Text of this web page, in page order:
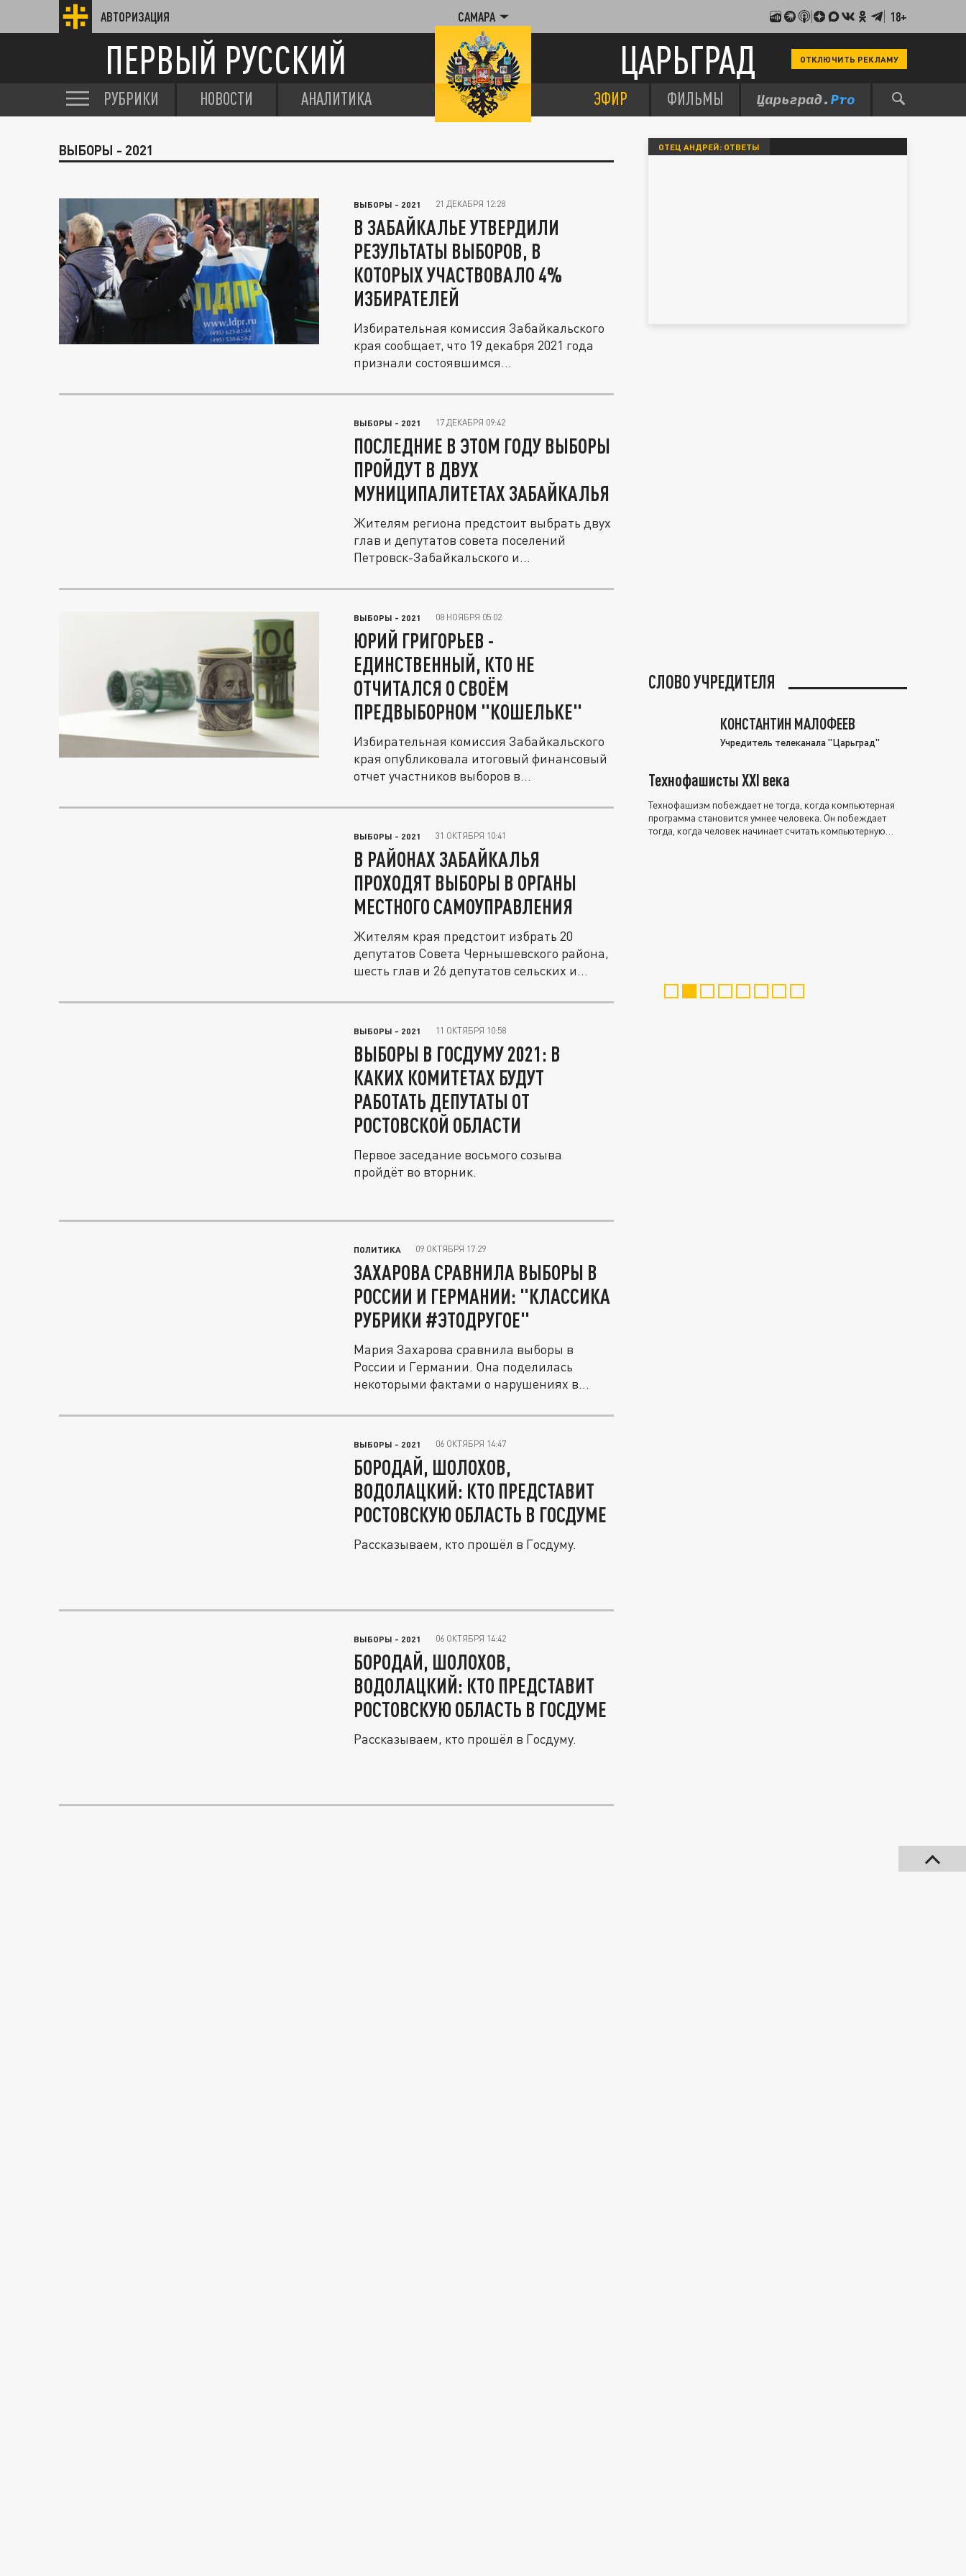
АВТОРИЗАЦИЯ САМАРА 18+
ПЕРВЫЙ РУССКИЙ ЦАРЬГРАД ОТКЛЮЧИТЬ РЕКЛАМУ
РУБРИКИ НОВОСТИ АНАЛИТИКА ЭФИР ФИЛЬМЫ
ВЫБОРЫ - 2021
ВЫБОРЫ - 2021 21 ДЕКАБРЯ 12:28
В ЗАБАЙКАЛЬЕ УТВЕРДИЛИ
РЕЗУЛЬТАТЫ ВЫБОРОВ, В
КОТОРЫХ УЧАСТВОВАЛО 4%
ИЗБИРАТЕЛЕЙ
Избирательная комиссия Забайкальского
края сообщает, что 19 декабря 2021 года
признали состоявшимся...
ВЫБОРЫ - 2021 17 ДЕКАБРЯ 09:42
ПОСЛЕДНИЕ В ЭТОМ ГОДУ ВЫБОРЫ
ПРОЙДУТ В ДВУХ
МУНИЦИПАЛИТЕТАХ ЗАБАЙКАЛЬЯ
Жителям региона предстоит выбрать двух
глав и депутатов совета поселений
Петровск-Забайкальского и...
ВЫБОРЫ - 2021 08 НОЯБРЯ 05:02
ЮРИЙ ГРИГОРЬЕВ -
ЕДИНСТВЕННЫЙ, КТО НЕ
ОТЧИТАЛСЯ О СВОЁМ
ПРЕДВЫБОРНОМ "КОШЕЛЬКЕ"
Избирательная комиссия Забайкальского
края опубликовала итоговый финансовый
отчет участников выборов в...
ВЫБОРЫ - 2021 31 ОКТЯБРЯ 10:41
В РАЙОНАХ ЗАБАЙКАЛЬЯ
ПРОХОДЯТ ВЫБОРЫ В ОРГАНЫ
МЕСТНОГО САМОУПРАВЛЕНИЯ
Жителям края предстоит избрать 20
депутатов Совета Чернышевского района,
шесть глав и 26 депутатов сельских и...
ВЫБОРЫ - 2021 11 ОКТЯБРЯ 10:58
ВЫБОРЫ В ГОСДУМУ 2021: В
КАКИХ КОМИТЕТАХ БУДУТ
РАБОТАТЬ ДЕПУТАТЫ ОТ
РОСТОВСКОЙ ОБЛАСТИ
Первое заседание восьмого созыва
пройдёт во вторник.
ПОЛИТИКА 09 ОКТЯБРЯ 17:29
ЗАХАРОВА СРАВНИЛА ВЫБОРЫ В
РОССИИ И ГЕРМАНИИ: "КЛАССИКА
РУБРИКИ #ЭТОДРУГОЕ"
Мария Захарова сравнила выборы в
России и Германии. Она поделилась
некоторыми фактами о нарушениях в
ВЫБОРЫ - 2021 06 ОКТЯБРЯ 14:47
БОРОДАЙ, ШОЛОХОВ,
ВОДОЛАЦКИЙ: КТО ПРЕДСТАВИТ
РОСТОВСКУЮ ОБЛАСТЬ В ГОСДУМЕ
Рассказываем, кто прошёл в Госдуму.
ВЫБОРЫ - 2021 06 ОКТЯБРЯ 14:42
БОРОДАЙ, ШОЛОХОВ,
ВОДОЛАЦКИЙ: КТО ПРЕДСТАВИТ
РОСТОВСКУЮ ОБЛАСТЬ В ГОСДУМЕ
Рассказываем, кто прошёл в Госдуму.
ОТЕЦ АНДРЕЙ: ОТВЕТЫ
СЛОВО УЧРЕДИТЕЛЯ
КОНСТАНТИН МАЛОФЕЕВ
Учредитель телеканала "Царьград"
Технофашисты XXI века
Технофашизм побеждает не тогда, когда компьютерная
программа становится умнее человека. Он побеждает
тогда, когда человек начинает считать компьютерную